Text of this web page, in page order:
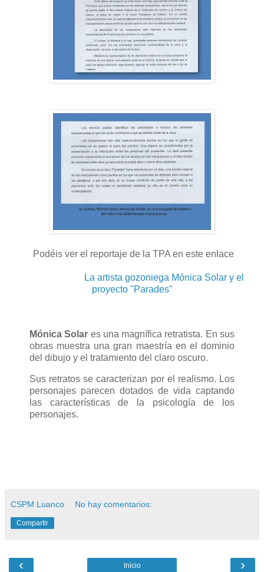
Podéis ver el reportaje de la TPA en este enlace
La artista gozoniega Mónica Solar y el
proyecto "Parades"
Mónica Solar es una magnífica retratista. En sus
obras muestra una gran maestría en el dominio
del dibujo y el tratamiento del claro oscuro.
Sus retratos se caracterizan por el realismo. Los
personajes parecen dotados de vida captando
las características de la psicología de los
personajes.
CSPM Luanco No hay comentarios:
Compartir
‹ ›
Inicio